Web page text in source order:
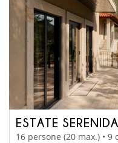
ESTATE
16 persone (20 max.) • 9